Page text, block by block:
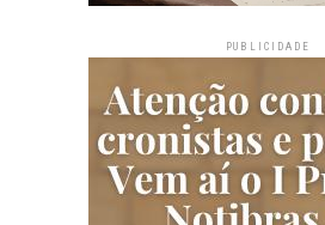
PUBLICIDADE